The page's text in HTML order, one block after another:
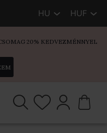
HU HUF
20% KEDVEZMÉNNYEL